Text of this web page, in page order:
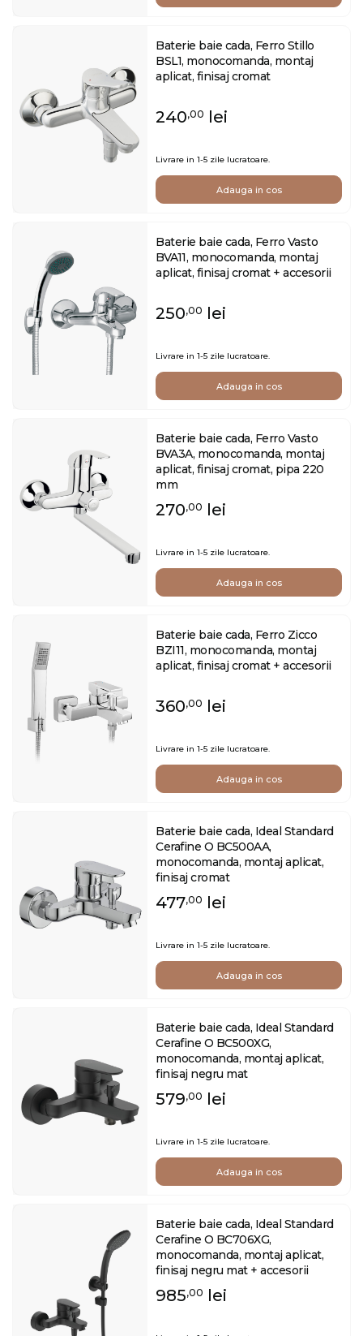
Baterie baie cada, Ferro Stillo
BSL1, monocomanda, montaj
aplicat, finisaj cromat
240,00 lei
Livrare in 1-5 zile lucratoare.
Adauga in cos
Baterie baie cada, Ferro Vasto
BVA11, monocomanda, montaj
aplicat, finisaj cromat + accesorii
250,00 lei
Livrare in 1-5 zile lucratoare.
Adauga in cos
Baterie baie cada, Ferro Vasto
BVA3A, monocomanda, montaj
aplicat, finisaj cromat, pipa 220
mm
270,00 lei
Livrare in 1-5 zile lucratoare.
Adauga in cos
Baterie baie cada, Ferro Zicco
BZI11, monocomanda, montaj
aplicat, finisaj cromat + accesorii
360,00 lei
Livrare in 1-5 zile lucratoare.
Adauga in cos
Baterie baie cada, Ideal Standard
Cerafine O BC500AA,
monocomanda, montaj aplicat,
finisaj cromat
477,00 lei
Livrare in 1-5 zile lucratoare.
Adauga in cos
Baterie baie cada, Ideal Standard
Cerafine O BC500XG,
monocomanda, montaj aplicat,
finisaj negru mat
579,00 lei
Livrare in 1-5 zile lucratoare.
Adauga in cos
Baterie baie cada, Ideal Standard
Cerafine O BC706XG,
monocomanda, montaj aplicat,
finisaj negru mat + accesorii
985,00 lei